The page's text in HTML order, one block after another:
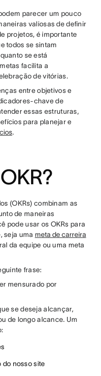
parecer um pouco
valiosas de definir
projetos, é importante
todos se sintam
se está
facilita a
de vitórias.
entre objetivos e
chave de
essas estruturas,
para planejar e
.
(OKRs) combinam as
de maneiras
pode usar os OKRs para
seja uma meta de carreira
da equipe ou uma meta
frase:
mensurado por
se deseja alcançar,
de longo alcance. Um
do nosso site